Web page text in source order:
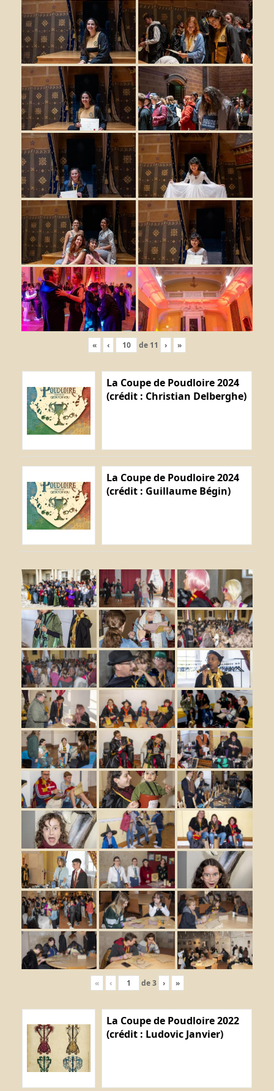
« ‹ de 11 › »
La Coupe de Poudloire 2024
(crédit : Christian Delberghe)
La Coupe de Poudloire 2024
(crédit : Guillaume Bégin)
« ‹ de3 › »
La Coupe de Poudloire 2022
(crédit : Ludovic Janvier)